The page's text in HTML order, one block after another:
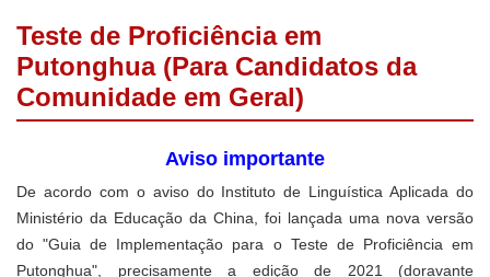
Teste de Proficiência em
Putonghua (Para Candidatos da
Comunidade em Geral)
Aviso importante
De acordo com o aviso do Instituto de Linguística Aplicada do
Ministério da Educação da China, foi lançada uma nova versão
do "Guia de Implementação para o Teste de Proficiência em
Putonghua", precisamente a edição de 2021 (doravante